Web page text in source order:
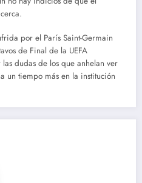
por el París Saint-Germain
de Final de la UEFA
dudas de los que anhelan ver
un tiempo más en la institución